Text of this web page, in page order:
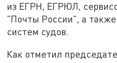
из ЕГРН, ЕГРЮЛ,
"Почты России", а
систем судов.
Как отметил